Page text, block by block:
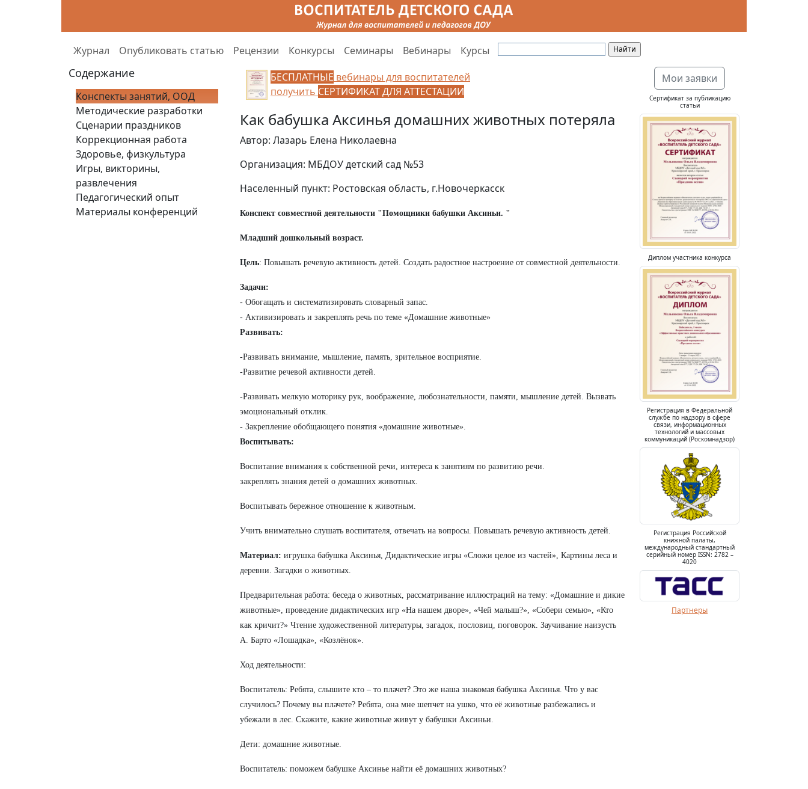
Журнал Опубликовать статью Рецензии Конкурсы Семинары Вебинары Курсы
Содержание
Конспекты занятий, ООД
Методические разработки
Сценарии праздников
Коррекционная работа
Здоровье, физкультура
Игры, викторины,
развлечения
Педагогический опыт
Материалы конференций
БЕСПЛАТНЫЕ вебинары для воспитателей
получить СЕРТИФИКАТ ДЛЯ АТТЕСТАЦИИ
Как бабушка Аксинья домашних животных потеряла
Автор: Лазарь Елена Николаевна
Организация: МБДОУ детский сад №53
Населенный пункт: Ростовская область, г.Новочеркасск
Конспект совместной деятельности "Помощники бабушки Аксиньи. "
Младший дошкольный возраст.
Цель: Повышать речевую активность детей. Создать радостное настроение от совместной деятельности.
Задачи:
- Обогащать и систематизировать словарный запас.
- Активизировать и закреплять речь по теме «Домашние животные»
Развивать:
-Развивать внимание, мышление, память, зрительное восприятие.
-Развитие речевой активности детей.
-Развивать мелкую моторику рук, воображение, любознательности, памяти, мышление детей. Вызвать
эмоциональный отклик.
- Закрепление обобщающего понятия «домашние животные».
Воспитывать:
Воспитание внимания к собственной речи, интереса к занятиям по развитию речи.
закреплять знания детей о домашних животных.
Воспитывать бережное отношение к животным.
Учить внимательно слушать воспитателя, отвечать на вопросы. Повышать речевую активность детей.
Материал: игрушка бабушка Аксинья, Дидактические игры «Сложи целое из частей», Картины леса и
деревни. Загадки о животных.
Предварительная работа: беседа о животных, рассматривание иллюстраций на тему: «Домашние и дикие
животные», проведение дидактических игр «На нашем дворе», «Чей малыш?», «Собери семью», «Кто
как кричит?» Чтение художественной литературы, загадок, пословиц, поговорок. Заучивание наизусть
А. Барто «Лошадка», «Козлёнок».
Ход деятельности:
Воспитатель: Ребята, слышите кто – то плачет? Это же наша знакомая бабушка Аксинья. Что у вас
случилось? Почему вы плачете? Ребята, она мне шепчет на ушко, что её животные разбежались и
убежали в лес. Скажите, какие животные живут у бабушки Аксиньи.
Дети: домашние животные.
Воспитатель: поможем бабушке Аксинье найти её домашних животных?
Мои заявки
Сертификат за публикацию
статьи
Диплом участника конкурса
Регистрация в Федеральной
службе по надзору в сфере
связи, информационных
технологий и массовых
коммуникаций (Роскомнадзор)
Регистрация Российской
книжной палаты,
международный стандартный
серийный номер ISSN: 2782 –
4020
Партнеры